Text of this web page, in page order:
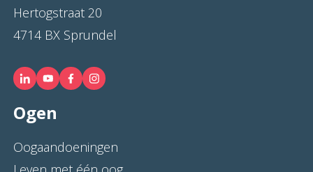
Hertogstraat 20
4714 BX Sprundel
Ogen
Oogaandoeningen